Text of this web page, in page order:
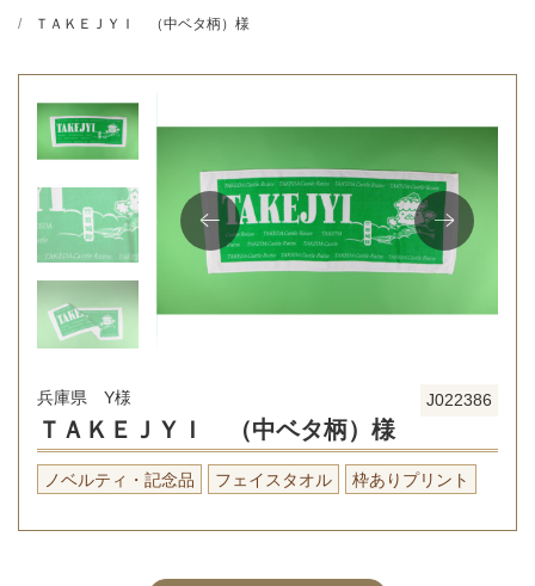
ＴＡＫＥＪＹＩ （中ベタ柄）様
J022386
兵庫県 Y様
ＴＡＫＥＪＹＩ （中ベタ柄）様
ノベルティ・記念品 フェイスタオル 枠ありプリント